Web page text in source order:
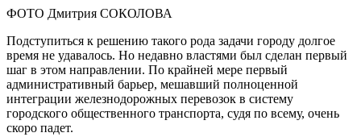
ФОТО Дмитрия СОКОЛОВА
Подступиться к решению такого рода задачи городу долгое
время не удавалось. Но недавно властями был сделан первый
шаг в этом направлении. По крайней мере первый
административный барьер, мешавший полноценной
интеграции железнодорожных перевозок в систему
городского общественного транспорта, судя по всему, очень
скоро падет.